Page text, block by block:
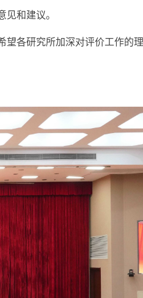
和建议。
各研究所加深对评价工作的